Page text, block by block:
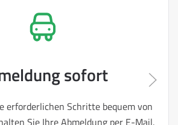
sofort
erforderlichen Schritte bequem von
Sie Ihre Abmeldung per E-Mail.